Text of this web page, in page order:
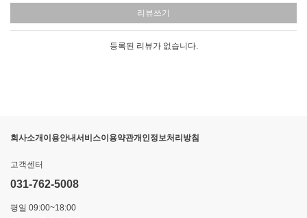
리뷰쓰기
등록된 리뷰가 없습니다.
회사소개이용안내서비스이용약관개인정보처리방침
고객센터
031-762-5008
평일 09:00~18:00